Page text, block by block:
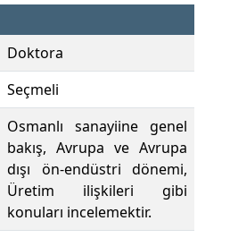
Doktora
Seçmeli
Osmanlı sanayiine genel
bakış, Avrupa ve Avrupa
dışı ön-endüstri dönemi,
Üretim ilişkileri gibi
konuları incelemektir.